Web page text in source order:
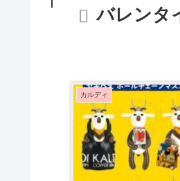
バレンタ
カルディ